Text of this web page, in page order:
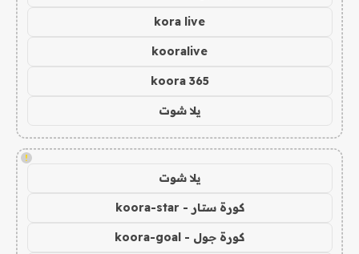
kora live
kooralive
koora 365
يلا شوت
!
يلا شوت
كورة ستار - koora-star
كورة جول - koora-goal